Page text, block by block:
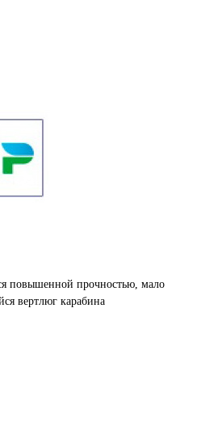
повышенной прочностью, мало
вертлюг карабина